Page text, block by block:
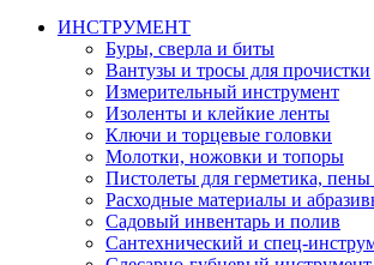
ИНСТРУМЕНТ
Буры, сверла и биты
Вантузы и тросы для прочистки
Измерительный инструмент
Изоленты и клейкие ленты
Ключи и торцевые головки
Молотки, ножовки и топоры
Пистолеты для герметика,
Расходные материалы и
Садовый инвентарь и полив
Сантехнический и спец-